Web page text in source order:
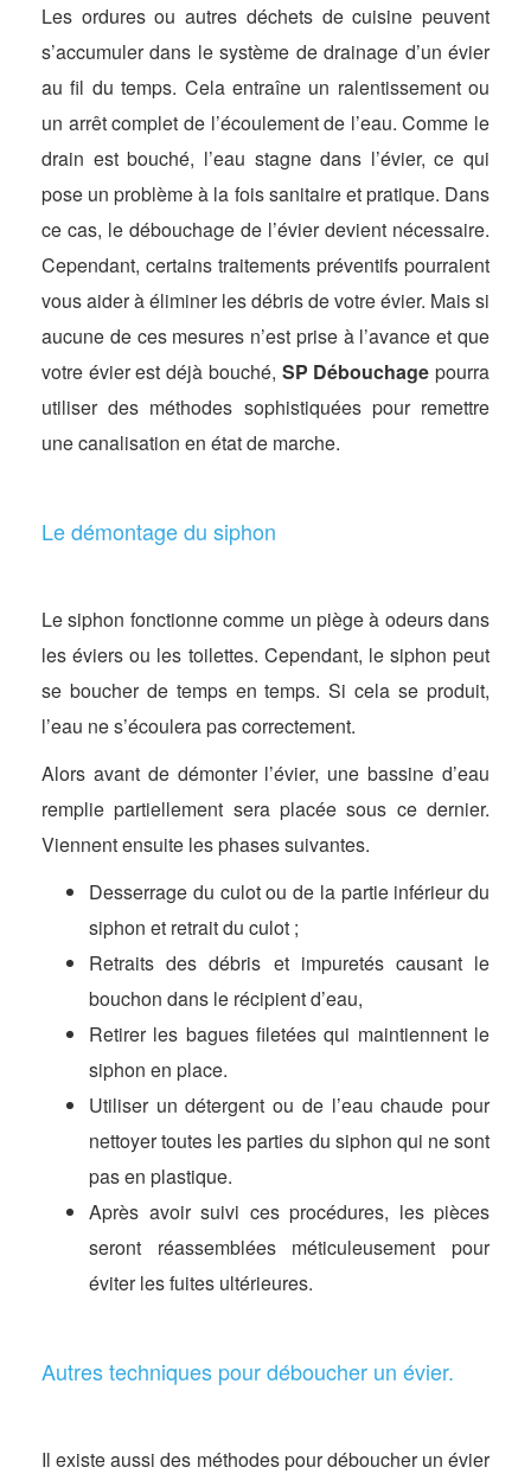
Les ordures ou autres déchets de cuisine peuvent
s’accumuler dans le système de drainage d’un évier
au fil du temps. Cela entraîne un ralentissement ou
un arrêt complet de l’écoulement de l’eau. Comme le
drain est bouché, l’eau stagne dans l’évier, ce qui
pose un problème à la fois sanitaire et pratique. Dans
ce cas, le débouchage de l’évier devient nécessaire.
Cependant, certains traitements préventifs pourraient
vous aider à éliminer les débris de votre évier. Mais si
aucune de ces mesures n’est prise à l’avance et que
votre évier est déjà bouché, SP Débouchage pourra
utiliser des méthodes sophistiquées pour remettre
une canalisation en état de marche.
Le démontage du siphon
Le siphon fonctionne comme un piège à odeurs dans
les éviers ou les toilettes. Cependant, le siphon peut
se boucher de temps en temps. Si cela se produit,
l’eau ne s’écoulera pas correctement.
Alors avant de démonter l’évier, une bassine d’eau
remplie partiellement sera placée sous ce dernier.
Viennent ensuite les phases suivantes.
Desserrage du culot ou de la partie inférieur du
siphon et retrait du culot ;
Retraits des débris et impuretés causant le
bouchon dans le récipient d’eau,
Retirer les bagues filetées qui maintiennent le
siphon en place.
Utiliser un détergent ou de l’eau chaude pour
nettoyer toutes les parties du siphon qui ne sont
pas en plastique.
Après avoir suivi ces procédures, les pièces
seront réassemblées méticuleusement pour
éviter les fuites ultérieures.
Autres techniques pour déboucher un évier.
Il existe aussi des méthodes pour déboucher un évier